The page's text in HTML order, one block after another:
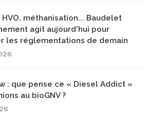
HVO, méthanisation... Baudelet
agit aujourd'hui pour
les réglementations de demain
: que pense ce « Diesel Addict »
au bioGNV ?